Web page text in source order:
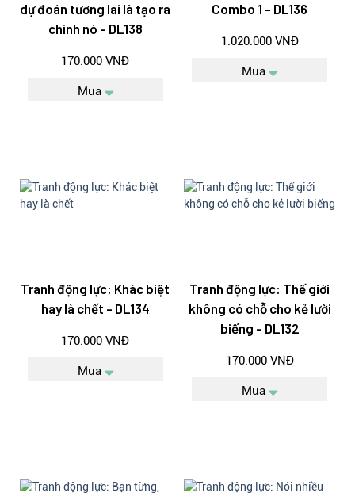
dự đoán tương lai là tạo ra
chính nó - DL138
170.000 VNĐ
Mua
Combo 1 - DL136
1.020.000 VNĐ
Mua
Tranh động lực: Khác biệt
hay là chết - DL134
170.000 VNĐ
Mua
Tranh động lực: Thế giới
không có chỗ cho kẻ lười
biếng - DL132
170.000 VNĐ
Mua